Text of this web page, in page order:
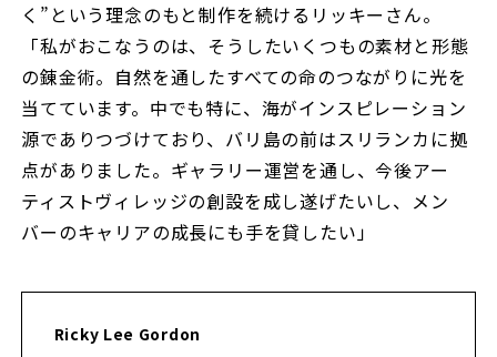
く”という理念のもと制作を続けるリッキーさん。
「私がおこなうのは、そうしたいくつもの素材と形態
の錬金術。自然を通したすべての命のつながりに光を
当てています。中でも特に、海がインスピレーション
源でありつづけており、バリ島の前はスリランカに拠
点がありました。ギャラリー運営を通し、今後アー
ティストヴィレッジの創設を成し遂げたいし、メン
バーのキャリアの成長にも手を貸したい」
Ricky Lee Gordon